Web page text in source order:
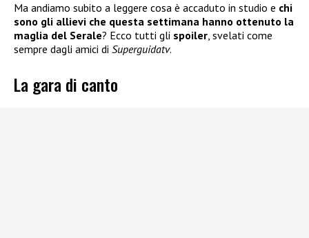
Ma andiamo subito a leggere cosa è accaduto in studio e chi
sono gli allievi che questa settimana hanno ottenuto la
maglia del Serale? Ecco tutti gli spoiler, svelati come
sempre dagli amici di Superguidatv.
La gara di canto